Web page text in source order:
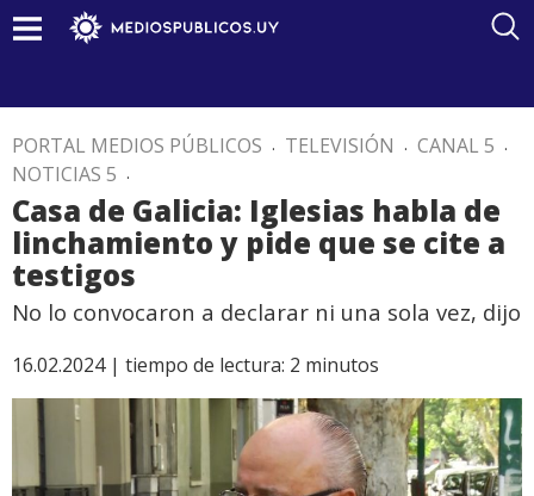
PORTAL MEDIOS PÚBLICOS . TELEVISIÓN . CANAL 5 .
NOTICIAS 5 .
Casa de Galicia: Iglesias habla de
linchamiento y pide que se cite a
testigos
No lo convocaron a declarar ni una sola vez, dijo
16.02.2024 | tiempo de lectura: 2 minutos